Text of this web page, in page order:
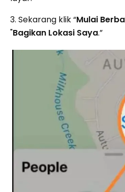
3. Sekarang klik “Mulai
"Bagikan Lokasi Saya.”